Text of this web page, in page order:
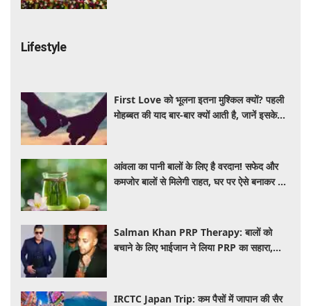
Lifestyle
First Love को भूलना इतना मुश्किल क्यों? पहली
मोहब्बत की याद बार-बार क्यों आती है, जानें इसके
आंवला का पानी बालों के लिए है वरदान! सफेद और
कमजोर बालों से मिलेगी राहत, घर पर ऐसे बनाकर करें
Salman Khan PRP Therapy: बालों को
बचाने के लिए भाईजान ने लिया PRP का सहारा,
IRCTC Japan Trip: कम पैसों में जापान की सैर